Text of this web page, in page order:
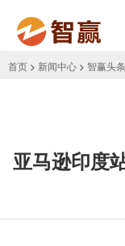
首页 > 新闻中心 > 智赢头条
亚马逊印度